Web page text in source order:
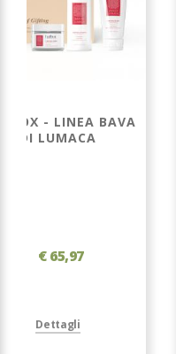
- LINEA BAVA
DI LUMACA
€ 65,97
Dettagli